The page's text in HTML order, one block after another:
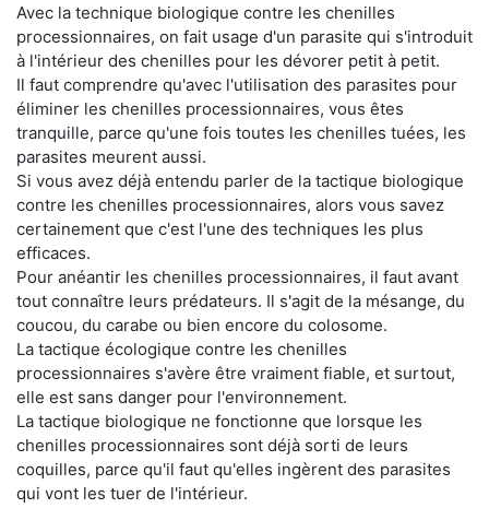
Avec la technique biologique contre les chenilles
processionnaires, on fait usage d'un parasite qui s'introduit
à l'intérieur des chenilles pour les dévorer petit à petit.
Il faut comprendre qu'avec l'utilisation des parasites pour
éliminer les chenilles processionnaires, vous êtes
tranquille, parce qu'une fois toutes les chenilles tuées, les
parasites meurent aussi.
Si vous avez déjà entendu parler de la tactique biologique
contre les chenilles processionnaires, alors vous savez
certainement que c'est l'une des techniques les plus
efficaces.
Pour anéantir les chenilles processionnaires, il faut avant
tout connaître leurs prédateurs. Il s'agit de la mésange, du
coucou, du carabe ou bien encore du colosome.
La tactique écologique contre les chenilles
processionnaires s'avère être vraiment fiable, et surtout,
elle est sans danger pour l'environnement.
La tactique biologique ne fonctionne que lorsque les
chenilles processionnaires sont déjà sorti de leurs
coquilles, parce qu'il faut qu'elles ingèrent des parasites
qui vont les tuer de l'intérieur.